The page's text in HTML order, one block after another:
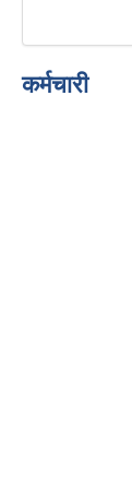
कर्मचारी